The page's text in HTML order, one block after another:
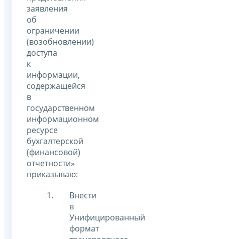
заявления
об
ограничении
(возобновлении)
доступа
к
информации,
содержащейся
в
государственном
информационном
ресурсе
бухгалтерской
(финансовой)
отчетности»
приказываю:
Внести
в
Унифицированный
формат